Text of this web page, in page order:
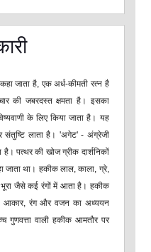
जाता है, एक अर्ध-कीमती रत्न है
की जबरदस्त क्षमता है। इसका
के लिए किया जाता है। यह
संतुष्टि लाता है। 'अगेट' - अंग्रेजी
पत्थर की खोज ग्रीक दार्शनिकों
था। हकीक लाल, काला, ग्रे,
भूरा जैसे कई रंगों में आता है। हकीक
आकार, रंग और वजन का अध्ययन
गुणवत्ता वाली हकीक आमतौर पर